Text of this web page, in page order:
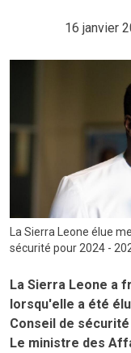
16 janvier
La Sierra Leone élue
sécurité pour 2024 -
La Sierra Leone a
lorsqu'elle a été
Conseil de sécurité
Le ministre des